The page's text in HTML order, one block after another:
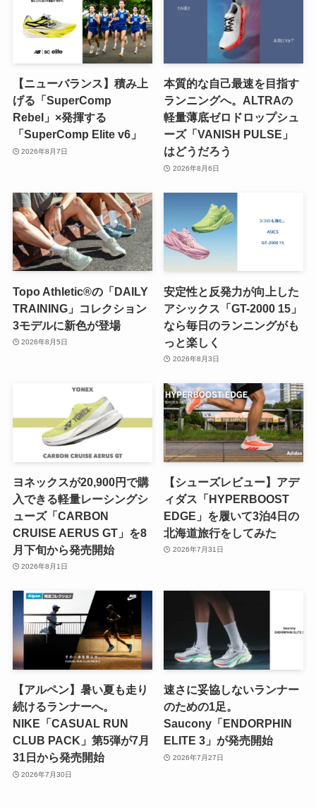
【ニューバランス】積み上
げる「SuperComp
Rebel」×発揮する
「SuperComp Elite v6」
2026年8月7日
本質的な自己最速を目指す
ランニングへ。ALTRAの
軽量薄底ゼロドロップシュ
ーズ「VANISH PULSE」
はどうだろう
2026年8月6日
Topo Athletic®の「DAILY
TRAINING」コレクション
3モデルに新色が登場
2026年8月5日
安定性と反発力が向上した
アシックス「GT-2000 15」
なら毎日のランニングがも
っと楽しく
2026年8月3日
ヨネックスが20,900円で購
入できる軽量レーシングシ
ューズ「CARBON
CRUISE AERUS GT」を8
月下旬から発売開始
2026年8月1日
【シューズレビュー】アデ
ィダス「HYPERBOOST
EDGE」を履いて3泊4日の
北海道旅行をしてみた
2026年7月31日
【アルペン】暑い夏も走り
続けるランナーへ。
NIKE「CASUAL RUN
CLUB PACK」第5弾が7月
31日から発売開始
2026年7月30日
速さに妥協しないランナー
のための1足。
Saucony「ENDORPHIN
ELITE 3」が発売開始
2026年7月27日